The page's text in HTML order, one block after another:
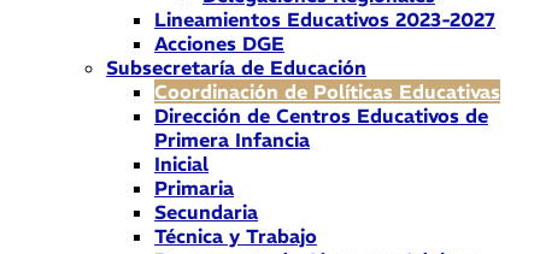
Lineamientos Educativos 2023-2027
Acciones DGE
Subsecretaría de Educación
Coordinación de Políticas Educativas
Dirección de Centros Educativos de
Primera Infancia
Inicial
Primaria
Secundaria
Técnica y Trabajo